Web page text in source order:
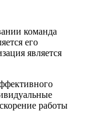
команда
его
является
работы